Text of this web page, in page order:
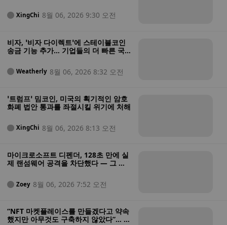
XingChi 8월 06, 2026 9:30 오전
비자, ‘비자 다이렉트’에 스테이블코인
송금 기능 추가… 기업들의 더 빠른 국
Weatherly 8월 06, 2026 8:32 오전
‘트럼프’ 밈코인, 미국의 획기적인 암호
화폐 법안 통과를 좌절시킬 위기에 처해
XingChi 8월 06, 2026 8:13 오전
마이크로소프트 디펜더, 128초 만에 실
제 랜섬웨어 공격을 차단했다 — 그 과
Zoey 8월 06, 2026 7:52 오전
“NFT 마켓플레이스를 만들겠다고 약속
했지만 아무것도 구축하지 않았다”… 미